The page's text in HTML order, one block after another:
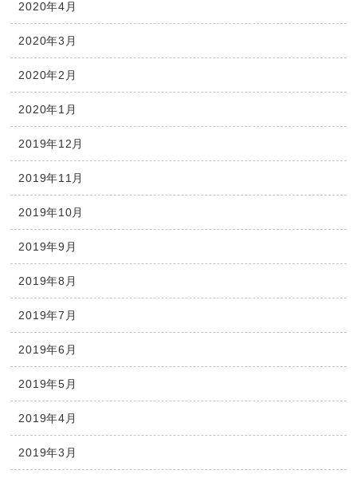
2020年4月
2020年3月
2020年2月
2020年1月
2019年12月
2019年11月
2019年10月
2019年9月
2019年8月
2019年7月
2019年6月
2019年5月
2019年4月
2019年3月